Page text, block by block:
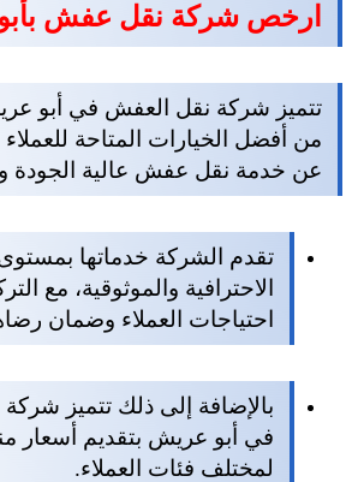
ارخص شركة نقل عفش
تتميز شركة نقل العفش في أبو
من أفضل الخيارات المتاحة للعملاء
عن خدمة نقل عفش عالية الجودة
تقدم الشركة خدماتها
الاحترافية والموثوقية، مع
احتياجات العملاء وضمان
بالإضافة إلى ذلك تتميز
في أبو عريش بتقديم أسعار
لمختلف فئات العملاء.